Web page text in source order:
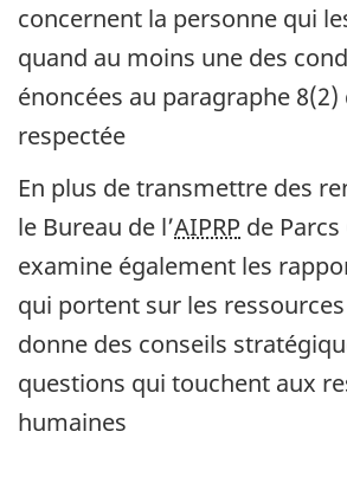
concernent la personne qui
quand au moins une des
énoncées au paragraphe 8(2)
respectée
En plus de transmettre des
le Bureau de l’AIPRP de Parcs
examine également les
qui portent sur les
donne des conseils
questions qui touchent aux
humaines